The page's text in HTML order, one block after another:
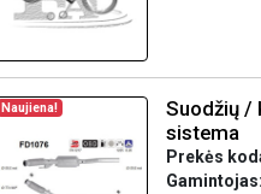
Naujiena!
Suodžių /
sistema
Prekės
Gamintojas: